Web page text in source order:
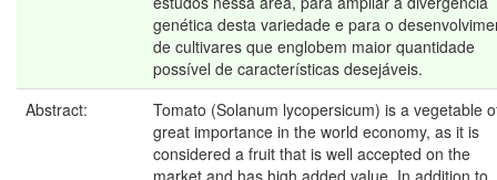
genética desta variedade e para o
de cultivares que englobem maior quantidade
possível de características desejáveis.
Abstract:
Tomato (Solanum lycopersicum) is a vegetable
great importance in the world economy, as it is
considered a fruit that is well accepted on the